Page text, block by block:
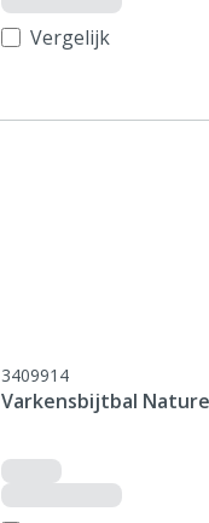
Vergelijk
3409914
Varkensbijtbal